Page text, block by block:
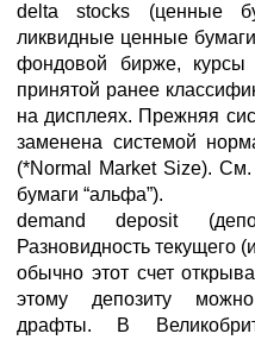
delta stocks (ценные
ликвидные ценные
фондовой бирже, курсы
принятой ранее
на дисплеях. Прежняя
заменена системой
(*Normal Market Size).
бумаги “альфа”).
demand deposit
Разновидность текущего
обычно этот счет
этому депозиту
драфты. В